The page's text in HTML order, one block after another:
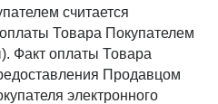
считается
Товара Покупателем
Факт оплаты Товара
Продавцом
электронного